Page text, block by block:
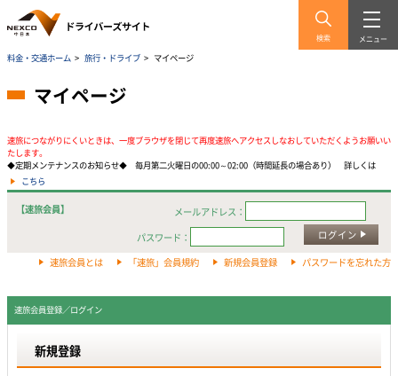
検索 メニュー
料金・交通ホーム > 旅行・ドライブ > マイページ
マイページ
速旅につながりにくいときは、一度ブラウザを閉じて再度速旅へアクセスしなおしていただくようお願いい
たします。
◆定期メンテナンスのお知らせ◆ 毎月第二火曜日の00:00～02:00（時間延長の場合あり） 詳しくは
こちら
【速旅会員】
メールアドレス：
パスワード：
ログイン
速旅会員とは 「速旅」会員規約 新規会員登録 パスワードを忘れた方
速旅会員登録／ログイン
新規登録